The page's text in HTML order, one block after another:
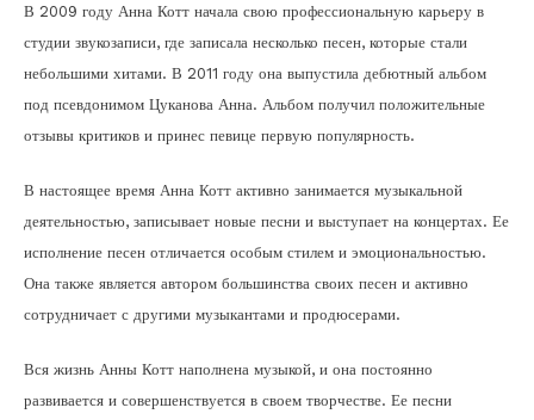
В 2009 году Анна Котт начала свою профессиональную карьеру в
студии звукозаписи, где записала несколько песен, которые стали
небольшими хитами. В 2011 году она выпустила дебютный альбом
под псевдонимом Цуканова Анна. Альбом получил положительные
отзывы критиков и принес певице первую популярность.
В настоящее время Анна Котт активно занимается музыкальной
деятельностью, записывает новые песни и выступает на концертах. Ее
исполнение песен отличается особым стилем и эмоциональностью.
Она также является автором большинства своих песен и активно
сотрудничает с другими музыкантами и продюсерами.
Вся жизнь Анны Котт наполнена музыкой, и она постоянно
развивается и совершенствуется в своем творчестве. Ее песни